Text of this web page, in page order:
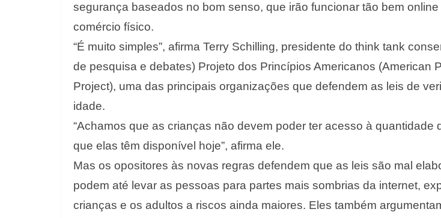
segurança baseados no bom senso, que irão funcionar tão bem
comércio físico.
“É muito simples”, afirma Terry Schilling, presidente do think tank
de pesquisa e debates) Projeto dos Princípios Americanos (American
Project), uma das principais organizações que defendem as leis de
idade.
“Achamos que as crianças não devem poder ter acesso à quantidade
que elas têm disponível hoje”, afirma ele.
Mas os opositores às novas regras defendem que as leis são mal
podem até levar as pessoas para partes mais sombrias da internet,
crianças e os adultos a riscos ainda maiores. Eles também